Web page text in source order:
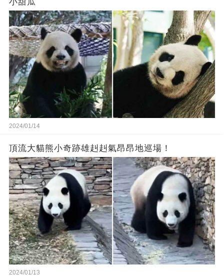
2024/01/14
頂流大貓熊小奇跡雄赳赳氣昂昂地巡場！
2024/01/13